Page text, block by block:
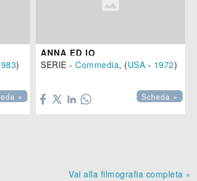
)
»
ANNA ED IO
SERIE - Commedia, (USA - 1972)
Scheda »
Vai alla filmografia completa »